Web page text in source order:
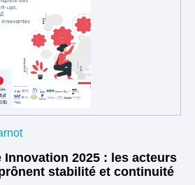
Innovation 2025 : les acteurs
stabilité et continuité